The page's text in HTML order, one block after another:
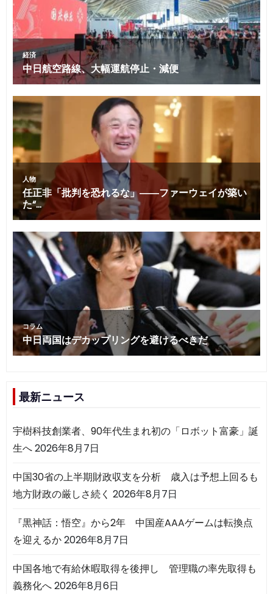
最新ニュース
宇樹科技創業者、90年代生まれ初の「ロボット富豪」誕
生へ2026年8月7日
中国30省の上半期財政収支を分析 歳入は予想上回るも
地方財政の厳しさ続く 2026年8月7日
『黒神話：悟空』から2年 中国産AAAゲームは転換点
を迎えるか2026年8月7日
中国各地で有給休暇取得を後押し 管理職の率先取得も
義務化へ2026年8月6日